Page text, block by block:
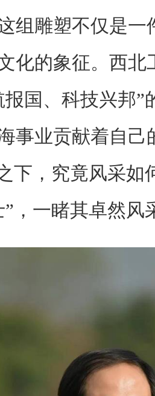
组雕塑不仅是
化的象征。西北
报国、科技兴邦”
事业贡献着自
下，究竟风采如
，一睹其卓然风